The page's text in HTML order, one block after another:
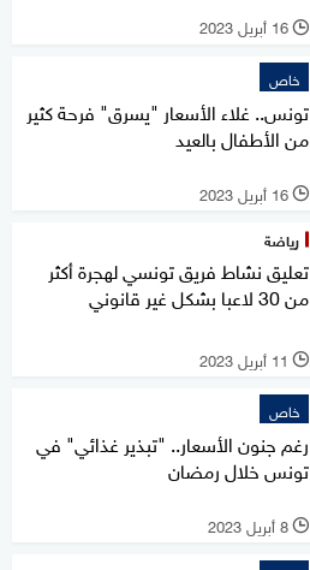
l 16 أبريل 2023
خاص
تونس.. غلاء الأسعار "يسرق" فرحة كثير
من الأطفال بالعيد
l 16 أبريل 2023
رياضة
تعليق نشاط فريق تونسي لهجرة أكثر
من 30 لاعبا بشكل غير قانوني
l 11 أبريل 2023
خاص
رغم جنون الأسعار.. "تبذير غذائي" في
تونس خلال رمضان
l 8 أبريل 2023